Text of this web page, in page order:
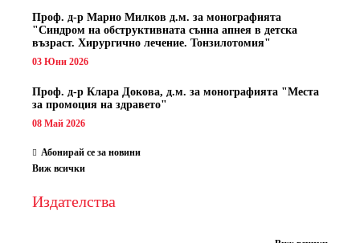
Проф. д-р Марио Милков д.м. за монографията
"Синдром на обструктивната сънна апнея в детска
възраст. Хирургично лечение. Тонзилотомия"
03 Юни 2026
Проф. д-р Клара Докова, д.м. за монографията "Места
за промоция на здравето"
08 Май 2026
Абонирай се за новини
Виж всички
Издателства